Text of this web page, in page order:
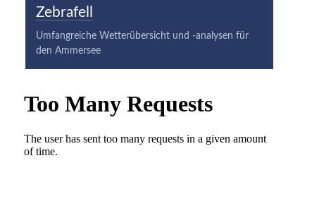
Zebrafell
Umfangreiche Wetterübersicht und -analysen für
den Ammersee